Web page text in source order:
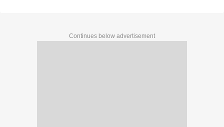
Continues below advertisement